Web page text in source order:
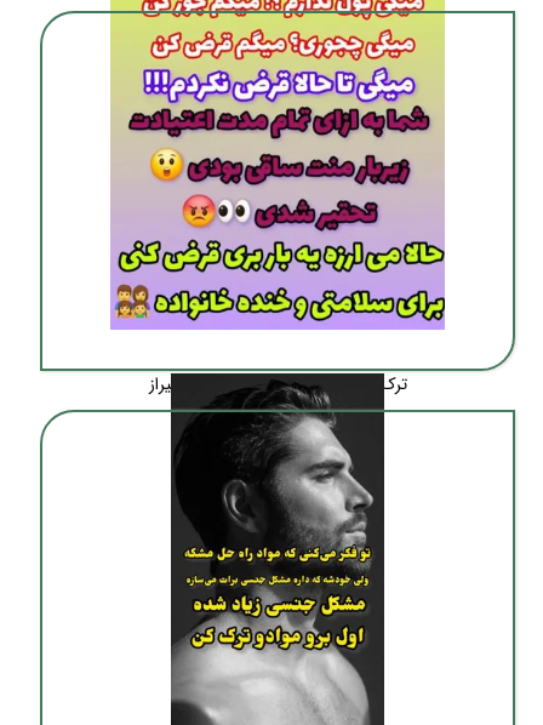
ترک اعتیاد بدون درد و خماری در شیراز